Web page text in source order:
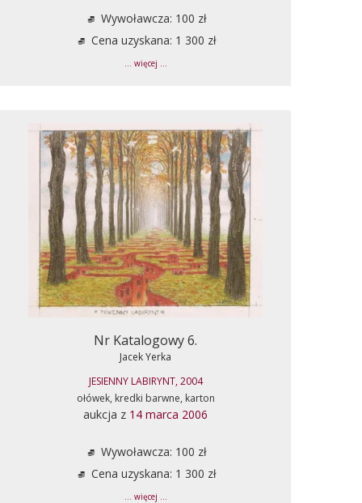
Wywoławcza: 100 zł
Cena uzyskana: 1 300 zł
... więcej ...
Nr Katalogowy 6.
Jacek Yerka
JESIENNY LABIRYNT, 2004
ołówek, kredki barwne, karton
aukcja z 14 marca 2006
Wywoławcza: 100 zł
Cena uzyskana: 1 300 zł
... więcej ...